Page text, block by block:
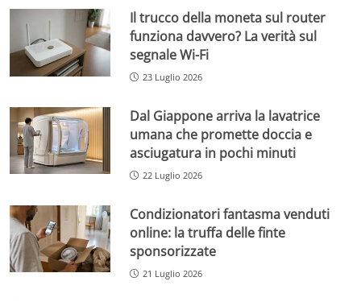
Il trucco della moneta sul router
funziona davvero? La verità sul
segnale Wi-Fi
23 Luglio 2026
Dal Giappone arriva la lavatrice
umana che promette doccia e
asciugatura in pochi minuti
22 Luglio 2026
Condizionatori fantasma venduti
online: la truffa delle finte
sponsorizzate
21 Luglio 2026